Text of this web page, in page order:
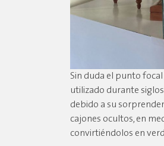
Sin duda el punto
utilizado durante
debido a su
cajones ocultos, en
convirtiéndolos en